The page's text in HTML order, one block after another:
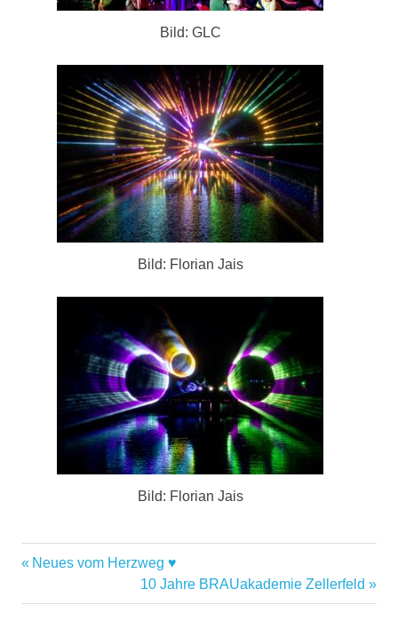
Bild: GLC
Bild: Florian Jais
Bild: Florian Jais
Beitragsnavigation
Vorheriger
Neues vom Herzweg ♥
Nächster
Beitrag:
10 Jahre BRAUakademie Zellerfeld